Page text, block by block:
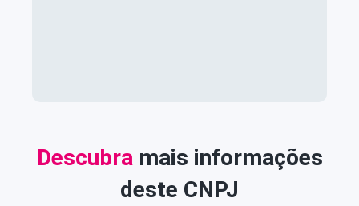
Descubra mais informações
deste CNPJ